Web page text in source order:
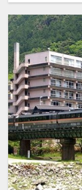
１杯サー
※恐れ入
ご利用は
（女性専
に限って
＜貸切露
て＞
・事前予
・ご利用
とがあり